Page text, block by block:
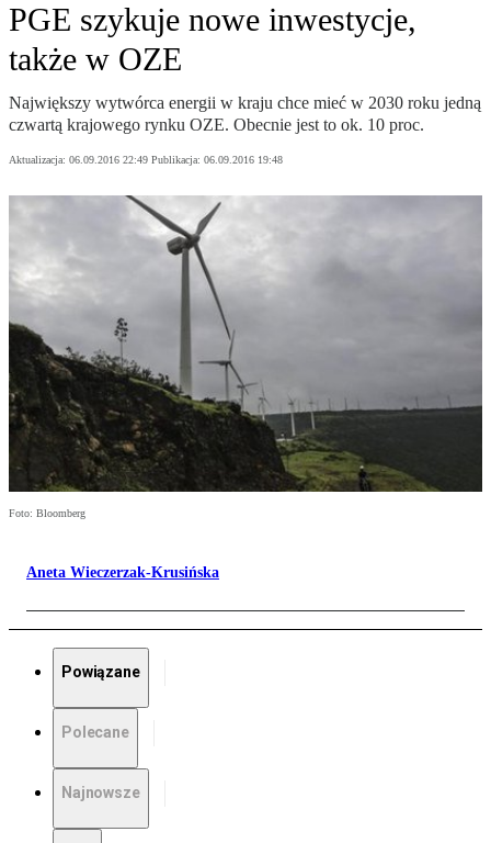
PGE szykuje nowe inwestycje,
także w OZE
Największy wytwórca energii w kraju chce mieć w 2030 roku jedną
czwartą krajowego rynku OZE. Obecnie jest to ok. 10 proc.
Aktualizacja: 06.09.2016 22:49 Publikacja: 06.09.2016 19:48
Foto: Bloomberg
Aneta Wieczerzak-Krusińska
Powiązane
Polecane
Najnowsze